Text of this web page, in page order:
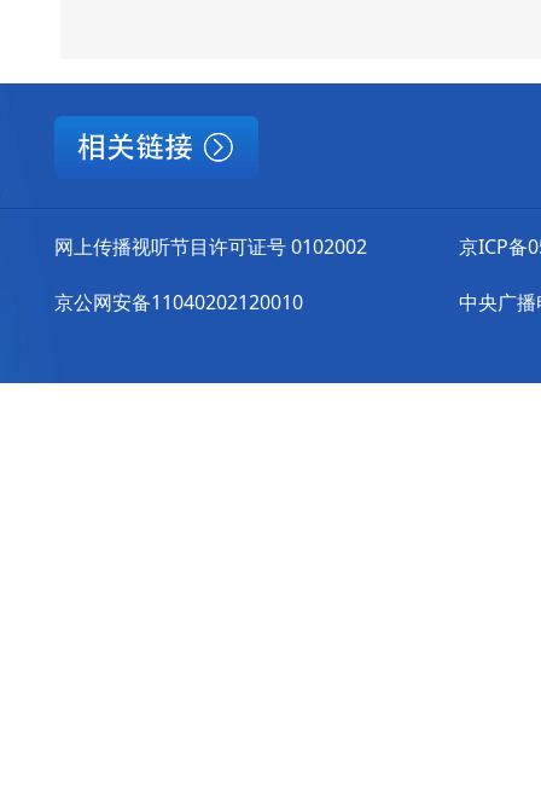
网上传播视听节目许可证号 0102002
京公网安备11040202120010
京ICP备
中央广